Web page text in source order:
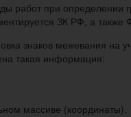
работ при определении
ЗК РФ, а
знаков межевания на
такая информация:
массиве (координаты).